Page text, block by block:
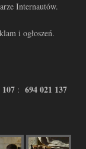
Internautów.
i ogłoszeń.
: 694 021 137